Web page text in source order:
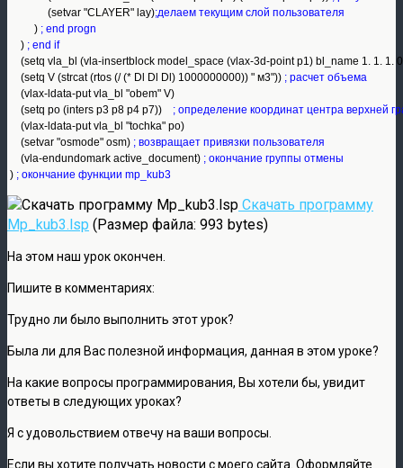
               (setvar "CLAYER" lay)
;делаем текущим слой пользователя
          )
; end progn
     )
; end if
(setq vla_bl (vla-insertblock model_space (vlax-3d-point p1) bl_name 1. 1. 1.
     (setq V (strcat (rtos (/ (* Dl Dl Dl) 1000000000)) " м3"))
; расчет объема
     (vlax-ldata-put vla_bl "obem" V)
     (setq po (inters p3 p8 p4 p7))
; определение координат центра верхней
     (vlax-ldata-put vla_bl "tochka" po)
     (setvar "osmode" osm)
; возвращает привязки пользователя
     (vla-endundomark active_document)
; окончание группы отмены
) ; окончание функции mp_kub3
Скачать программу
Mp_kub3.lsp (Размер файла: 993 bytes)
На этом наш урок окончен.
Пишите в комментариях:
Трудно ли было выполнить этот урок?
Была ли для Вас полезной информация, данная в этом уроке?
На какие вопросы программирования, Вы хотели бы, увидит
ответы в следующих уроках?
Я с удовольствием отвечу на ваши вопросы.
Если вы хотите получать новости с моего сайта. Оформляйте